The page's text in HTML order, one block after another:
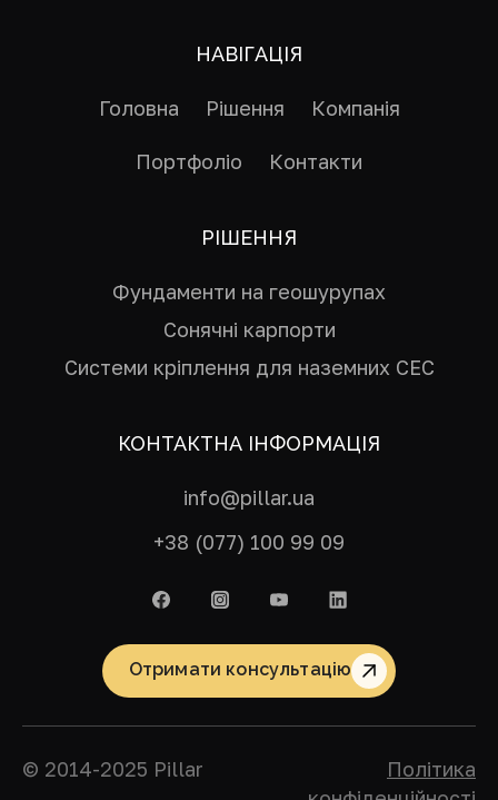
НАВІГАЦІЯ
Головна Рішення Компанія
Портфоліо Контакти
РІШЕННЯ
Фундаменти на геошурупах
Сонячні карпорти
Системи кріплення для наземних СЕС
КОНТАКТНА ІНФОРМАЦІЯ
info@pillar.ua
+38 (077) 100 99 09
Отримати консультацію
© 2014-2025 Pillar
Політика